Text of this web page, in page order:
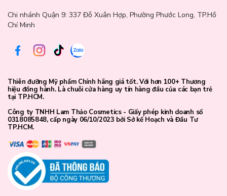
Chi nhánh Quận 9: 337 Đỗ Xuân Hợp, Phường Phước Long, TP.Hồ
Chí Minh
Thiên đưỡng Mỹ phẩm Chính hãng giá tốt. Với hơn 100+ Thương
hiệu đồng hành. Là chuỗi cửa hàng uy tín hàng đầu của các bạn trẻ
tại TP.HCM.
Công ty TNHH Lam Thảo Cosmetics - Giấy phép kinh doanh số
0318085848, cấp ngày 06/10/2023 bởi Sở kế Hoạch và Đầu Tư
TP.HCM.